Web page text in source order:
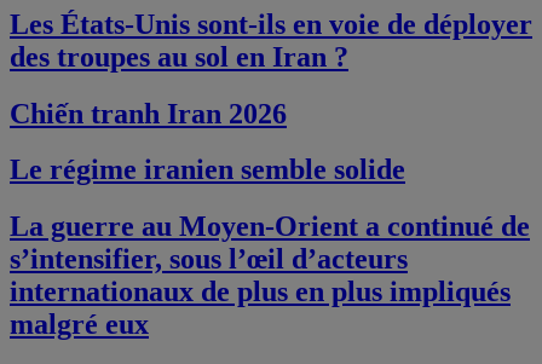
Les États-Unis sont-ils en voie de déployer
des troupes au sol en Iran ?
Chiến tranh Iran 2026
Le régime iranien semble solide
La guerre au Moyen-Orient a continué de
s’intensifier, sous l’œil d’acteurs
internationaux de plus en plus impliqués
malgré eux